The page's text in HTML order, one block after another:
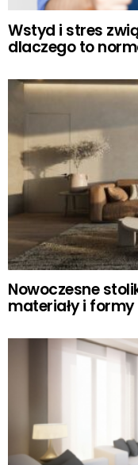
Wstyd i stres
dlaczego to
Nowoczesne
materiały i formy